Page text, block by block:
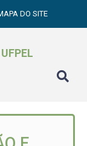
DO SITE
UFPEL